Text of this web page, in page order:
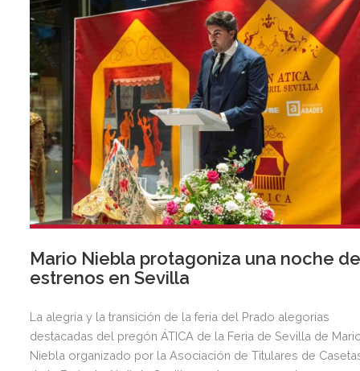
Mario Niebla protagoniza una noche
estrenos en Sevilla
La alegría y la transición de la feria del Prado alegorías
destacadas del pregón ÁTICA de la Feria de Sevilla de
Niebla organizado por la Asociación de Titulares de